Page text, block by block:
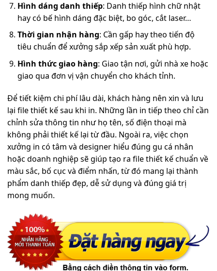
Hình dáng danh thiếp: Danh thiếp hình chữ nhật
hay có bế hình dáng đặc biệt, bo góc, cắt laser…
Thời gian nhận hàng: Cần gấp hay theo tiến độ
tiêu chuẩn để xưởng sắp xếp sản xuất phù hợp.
Hình thức giao hàng: Giao tận nơi, gửi nhà xe hoặc
giao qua đơn vị vận chuyển cho khách tỉnh.
Để tiết kiệm chi phí lâu dài, khách hàng nên xin và lưu
lại file thiết kế sau khi in. Những lần in tiếp theo chỉ cần
chỉnh sửa thông tin như họ tên, số điện thoại mà
không phải thiết kế lại từ đầu. Ngoài ra, việc chọn
xưởng in có tâm và designer hiểu đúng gu cá nhân
hoặc doanh nghiệp sẽ giúp tạo ra file thiết kế chuẩn về
màu sắc, bố cục và điểm nhấn, từ đó mang lại thành
phẩm danh thiếp đẹp, dễ sử dụng và đúng giá trị
mong muốn.